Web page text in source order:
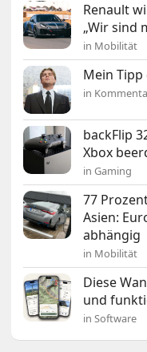
Renault
„Wir sind
in Mobilität
Mein
in
backFlip
Xbox
in Gaming
77
Asien:
abhängig
in Mobilität
Diese
und
in Software